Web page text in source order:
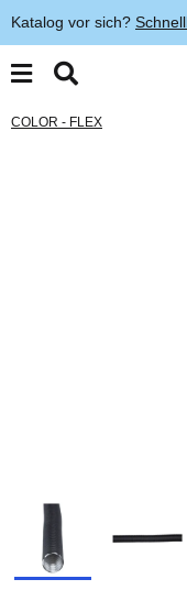
Katalog vor sich?
COLOR - FLEX